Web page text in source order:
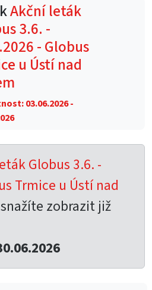
Akční leták
3.6. -
- Globus
u Ústí nad
03.06.2026 -
Globus 3.6. -
Trmice u Ústí nad
zobrazit již